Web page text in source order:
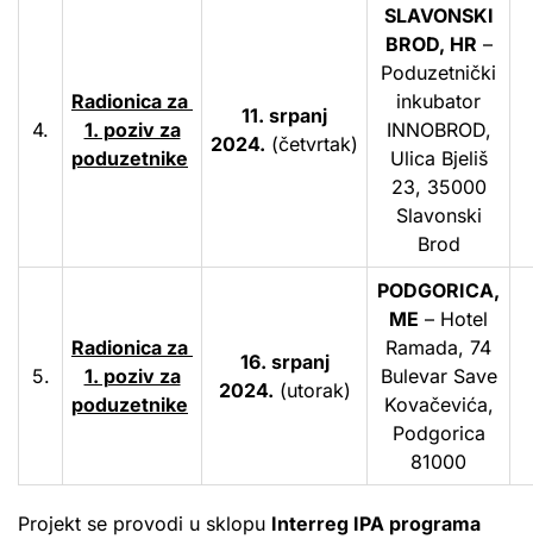
4.
Radionica za
1. poziv za
poduzetnike
11. srpanj
2024. (četvrtak)
SLAVONSKI
BROD, HR –
Poduzetnički
inkubator
INNOBROD,
Ulica Bjeliš
23, 35000
Slavonski
Brod
5.
Radionica za
1. poziv za
poduzetnike
16. srpanj
2024. (utorak)
PODGORICA,
ME – Hotel
Ramada, 74
Bulevar Save
Kovačevića,
Podgorica
81000
Projekt se provodi u sklopu Interreg IPA programa